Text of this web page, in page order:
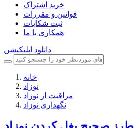
خرید اشتراک
قوانین و مقررات
ثبت شکایات
همکاری با ما
دانلود اپلیکیشن
خانه
نوزاد
مراقبت از نوزاد
نگهداری نوزاد